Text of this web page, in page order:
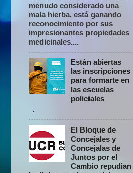
menudo considerado una
mala hierba, está ganando
reconocimiento por sus
impresionantes propiedades
medicinales....
Están abiertas
las inscripciones
para formarte en
las escuelas
policiales
.
El Bloque de
Concejales y
Concejalas de
Juntos por el
Cambio repudian